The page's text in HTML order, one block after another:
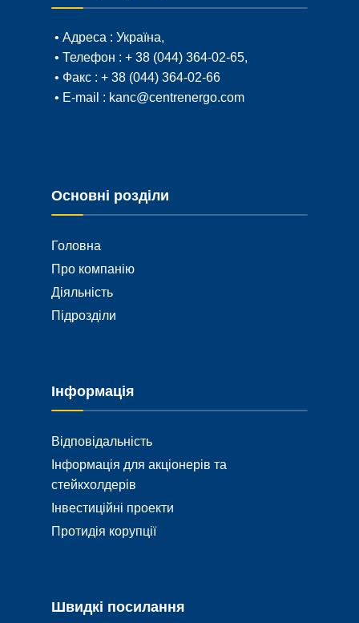
• Адреса : Україна,
• Телефон : + 38 (044) 364-02-65,
• Факс : + 38 (044) 364-02-66
• E-mail : kanc@centrenergo.com
Основні розділи
Головна
Про компанію
Діяльність
Підрозділи
Інформація
Відповідальність
Інформація для акціонерів та
стейкхолдерів
Інвестиційні проекти
Протидія корупції
Швидкі посилання